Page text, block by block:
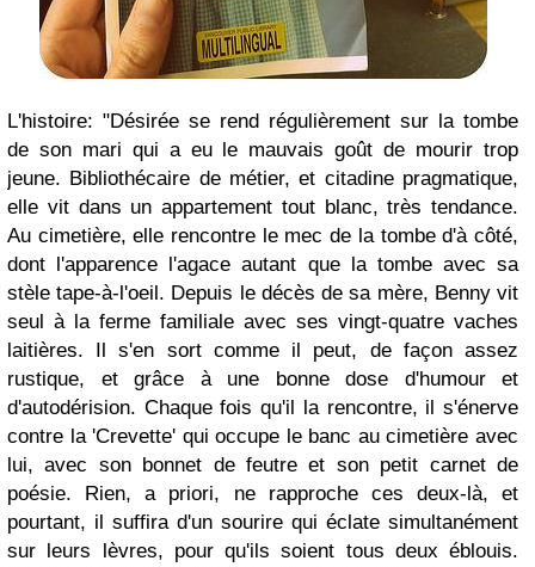
L'histoire: "Désirée se rend régulièrement sur la tombe
de son mari qui a eu le mauvais goût de mourir trop
jeune. Bibliothécaire de métier, et citadine pragmatique,
elle vit dans un appartement tout blanc, très tendance.
Au cimetière, elle rencontre le mec de la tombe d'à côté,
dont l'apparence l'agace autant que la tombe avec sa
stèle tape-à-l'oeil. Depuis le décès de sa mère, Benny vit
seul à la ferme familiale avec ses vingt-quatre vaches
laitières. Il s'en sort comme il peut, de façon assez
rustique, et grâce à une bonne dose d'humour et
d'autodérision. Chaque fois qu'il la rencontre, il s'énerve
contre la 'Crevette' qui occupe le banc au cimetière avec
lui, avec son bonnet de feutre et son petit carnet de
poésie. Rien, a priori, ne rapproche ces deux-là, et
pourtant, il suffira d'un sourire qui éclate simultanément
sur leurs lèvres, pour qu'ils soient tous deux éblouis.